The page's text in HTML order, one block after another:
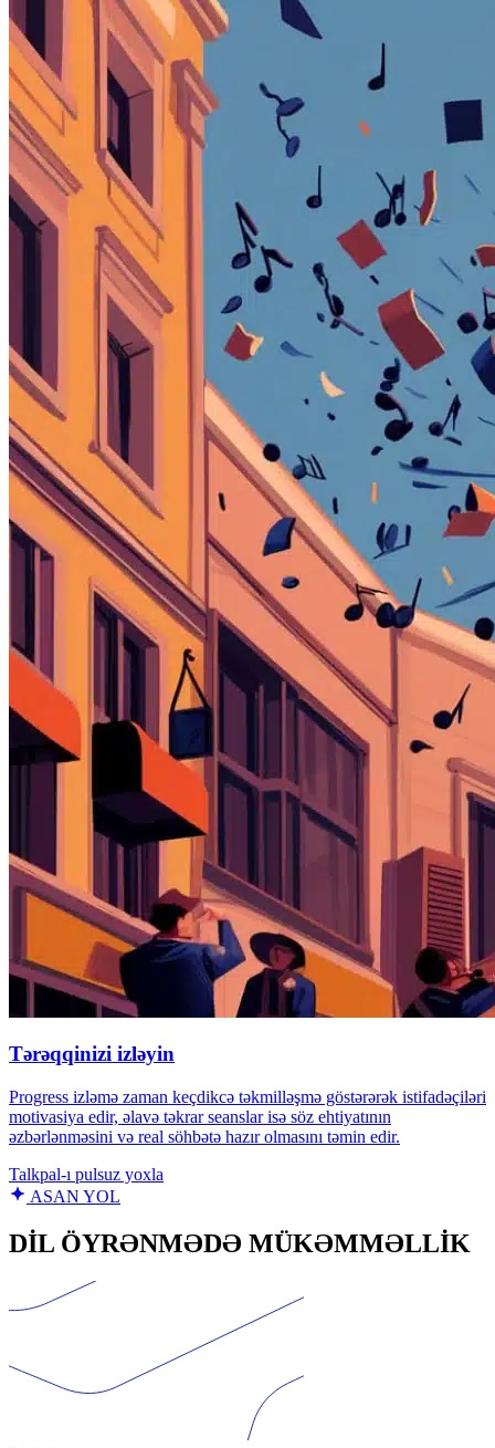
Tərəqqinizi izləyin
Progress izləmə zaman keçdikcə təkmilləşmə göstərərək istifadəçiləri
motivasiya edir, əlavə təkrar seanslar isə söz ehtiyatının
əzbərlənməsini və real söhbətə hazır olmasını təmin edir.
Talkpal‑ı pulsuz yoxla
ASAN YOL
DİL ÖYRƏNMƏDƏ MÜKƏMMƏLLİK